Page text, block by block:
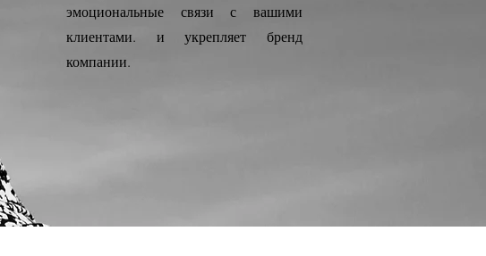
эмоциональные связи с вашими
клиентами. и укрепляет бренд
компании.